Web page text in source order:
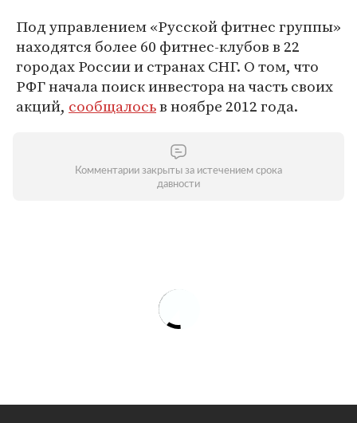
Под управлением «Русской фитнес группы»
находятся более 60 фитнес-клубов в 22
городах России и странах СНГ. О том, что
РФГ начала поиск инвестора на часть своих
акций, сообщалосьв ноябре 2012 года.
Комментарии закрыты за истечением срока
давности